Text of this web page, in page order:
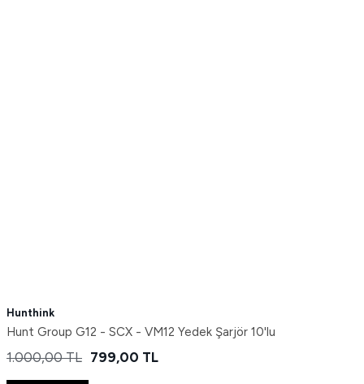
Hunthink
Hunt Group G12 - SCX - VM12 Yedek Şarjör 10'lu
1.000,00 TL 799,00 TL